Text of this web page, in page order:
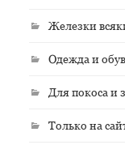
Железки
Одежда и
Для покоса и
Только на